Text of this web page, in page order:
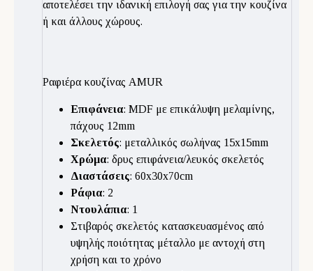
αποτελέσει την ιδανική επιλογή σας για την κουζίνα
ή και άλλους χώρους.
Ραφιέρα κουζίνας AMUR
Επιφάνεια: MDF με επικάλυψη μελαμίνης,
πάχους 12mm
Σκελετός: μεταλλικός σωλήνας 15x15mm
Χρώμα: δρυς επιφάνεια/λευκός σκελετός
Διαστάσεις: 60x30x70cm
Ράφια: 2
Ντουλάπια: 1
Στιβαρός σκελετός κατασκευασμένος από
υψηλής ποιότητας μέταλλο με αντοχή στη
χρήση και το χρόνο